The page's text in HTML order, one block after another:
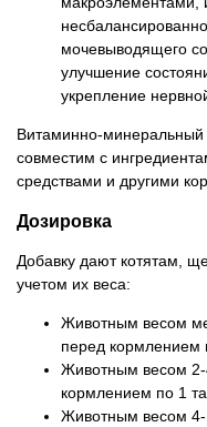
мочевыводящего
улучшение
укрепление
Витаминно-
совместим с
средствами и другими
Дозировка
Добавку дают котятам,
учетом их веса:
Животным весом
перед кормлением
Животным весом 2-
кормлением по 1
Животным весом 4-